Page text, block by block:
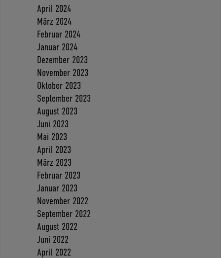
April 2024
März 2024
Februar 2024
Januar 2024
Dezember 2023
November 2023
Oktober 2023
September 2023
August 2023
Juni 2023
Mai 2023
April 2023
März 2023
Februar 2023
Januar 2023
November 2022
September 2022
August 2022
Juni 2022
April 2022